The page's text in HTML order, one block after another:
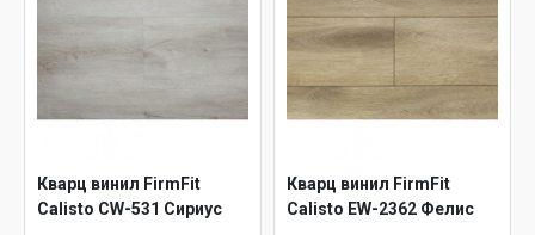
Кварц винил FirmFit
Calisto CW-531 Сириус
Кварц винил FirmFit
Calisto EW-2362 Фелис